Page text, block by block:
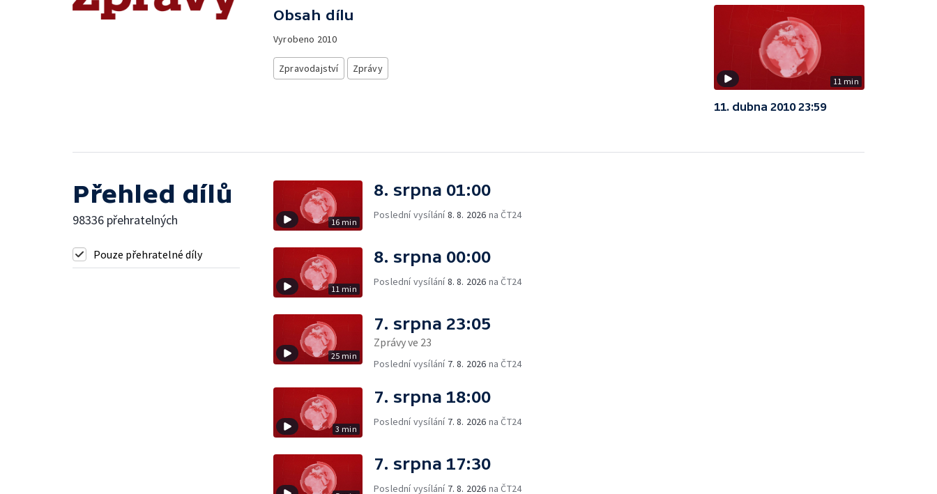
Obsah dílu
Vyrobeno 2010
Zpravodajství Zprávy
11 min
11. dubna 2010 23:59
Přehled dílů
98336 přehratelných
Pouze přehratelné díly
16 min
8. srpna 01:00
Poslední vysílání8. 8. 2026 na ČT24
11 min
8. srpna 00:00
Poslední vysílání8. 8. 2026 na ČT24
25 min
7. srpna 23:05
Zprávy ve 23
Poslední vysílání 7. 8. 2026 na ČT24
3 min
7. srpna 18:00
Poslední vysílání 7. 8. 2026 na ČT24
7. srpna 17:30
Poslední vysílání 7. 8. 2026 na ČT24